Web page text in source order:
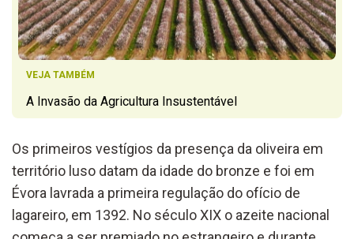
VEJA TAMBÉM
A Invasão da Agricultura Insustentável
Os primeiros vestígios da presença da oliveira em
território luso datam da idade do bronze e foi em
Évora lavrada a primeira regulação do ofício de
lagareiro, em 1392. No século XIX o azeite nacional